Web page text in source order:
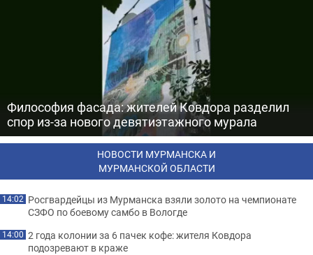
Философия фасада: жителей Ковдора разделил
спор из-за нового девятиэтажного мурала
НОВОСТИ МУРМАНСКА И
МУРМАНСКОЙ ОБЛАСТИ
14:02 Росгвардейцы из Мурманска взяли золото на чемпионате
СЗФО по боевому самбо в Вологде
14:00 2 года колонии за 6 пачек кофе: жителя Ковдора
подозревают в краже